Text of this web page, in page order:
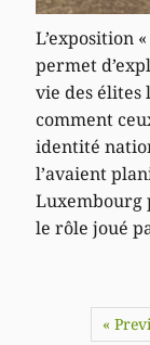
L’exposition
permet
vie des élites
comment
identité
l’avaient
Luxembourg
le rôle joué
«